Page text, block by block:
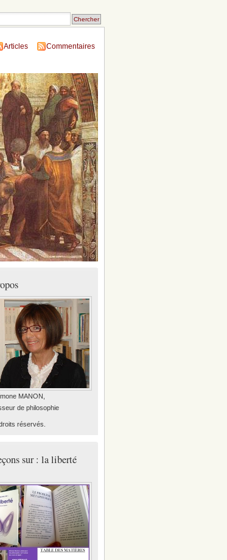
Articles Commentaires
MANON,
de philosophie
réservés.
sur : la liberté